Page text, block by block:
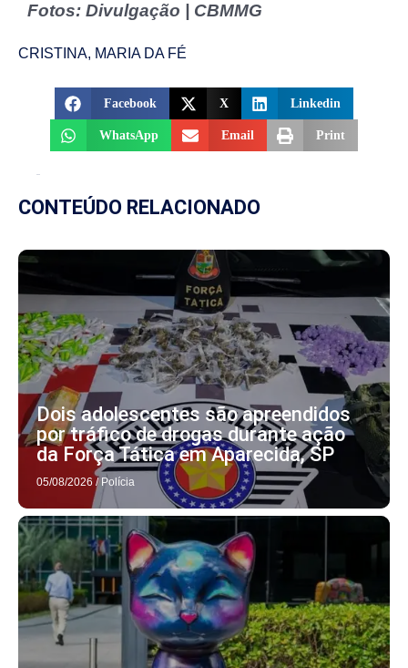
Fotos: Divulgação | CBMMG
CRISTINA, MARIA DA FÉ
Facebook X Linkedin
WhatsApp Email Print
CONTEÚDO RELACIONADO
Dois adolescentes são apreendidos
por tráfico de drogas durante ação
da Força Tática em Aparecida, SP
05/08/2026 / Polícia